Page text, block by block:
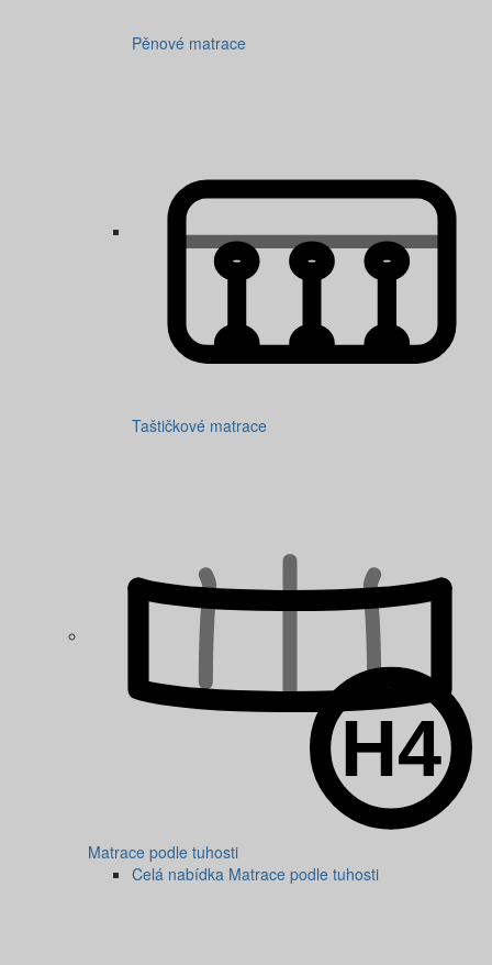
Pěnové matrace
Taštičkové matrace
Matrace podle tuhosti
Celá nabídka Matrace podle tuhosti